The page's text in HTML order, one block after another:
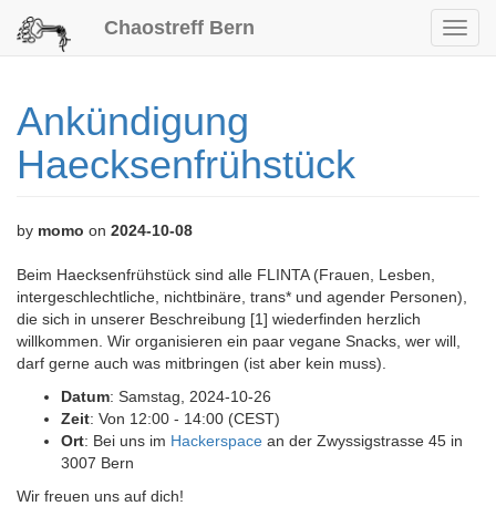
Chaostreff Bern
Ankündigung
Haecksenfrühstück
by momo on 2024-10-08
Beim Haecksenfrühstück sind alle FLINTA (Frauen, Lesben,
intergeschlechtliche, nichtbinäre, trans* und agender Personen),
die sich in unserer Beschreibung [1] wiederfinden herzlich
willkommen. Wir organisieren ein paar vegane Snacks, wer will,
darf gerne auch was mitbringen (ist aber kein muss).
Datum: Samstag, 2024-10-26
Zeit: Von 12:00 - 14:00 (CEST)
Ort: Bei uns im Hackerspace an der Zwyssigstrasse 45 in
3007 Bern
Wir freuen uns auf dich!